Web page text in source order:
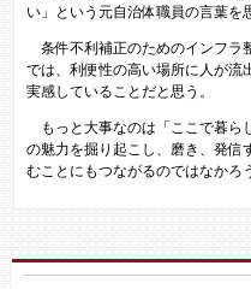
い」という元自治体職員の言葉を
条件不利補正のためのインフラ
では、利便性の高い場所に人が流
実感していることだと思う。
もっと大事なのは「ここで暮ら
の魅力を掘り起こし、磨き、発信
むことにもつながるのではなかろ